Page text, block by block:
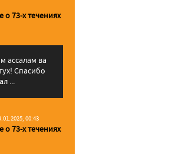
о 73-х течениях
Спасибо
...
00:43
о 73-х течениях